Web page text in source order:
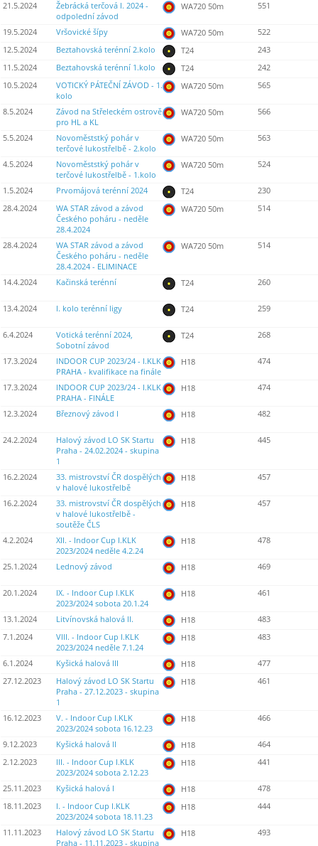
21.5.2024
Žebrácká terčová I. 2024 -
odpolední závod
WA720 50m 551
19.5.2024 Vršovické šípy WA720 50m
522
12.5.2024
Beztahovská terénní 2.kolo T24
243
11.5.2024
Beztahovská terénní 1.kolo T24
242
10.5.2024
VOTICKÝ PÁTEČNÍ ZÁVOD - 1.
kolo
WA720 50m 565
8.5.2024
Závod na Střeleckém ostrově
pro HL a KL
WA720 50m 566
5.5.2024
Novoměststký pohár v
terčové lukostřelbě - 2.kolo
WA720 50m 563
4.5.2024
Novoměststký pohár v
terčové lukostřelbě - 1.kolo
WA720 50m 524
1.5.2024 Prvomájová terénní 2024 T24
230
28.4.2024
WA STAR závod a závod
Českého poháru - neděle
28.4.2024
WA720 50m 514
28.4.2024
WA STAR závod a závod
Českého poháru - neděle
28.4.2024 - ELIMINACE
WA720 50m 514
14.4.2024 Kačinská terénní T24 260
13.4.2024 I. kolo terénní ligy T24 259
6.4.2024
Votická terénní 2024,
Sobotní závod
T24 268
17.3.2024
INDOOR CUP 2023/24 - I.KLK
PRAHA - kvalifikace na finále
H18 474
17.3.2024
INDOOR CUP 2023/24 - I.KLK
PRAHA - FINÁLE
H18 474
12.3.2024 Březnový závod I H18 482
24.2.2024
Halový závod LO SK Startu
Praha - 24.02.2024 - skupina
1
H18 445
16.2.2024
33. mistrovství ČR dospělých
v halové lukostřelbě
H18 457
16.2.2024
33. mistrovství ČR dospělých
v halové lukostřelbě -
soutěže ČLS
H18 457
4.2.2024
XII. - Indoor Cup I.KLK
2023/2024 neděle 4.2.24
H18 478
25.1.2024 Lednový závod H18 469
20.1.2024
IX. - Indoor Cup I.KLK
2023/2024 sobota 20.1.24
H18 461
13.1.2024 Litvínovská halová II. H18
483
7.1.2024
VIII. - Indoor Cup I.KLK
2023/2024 neděle 7.1.24
H18 483
6.1.2024 Kyšická halová III H18
477
27.12.2023
Halový závod LO SK Startu
Praha - 27.12.2023 - skupina
1
H18 461
16.12.2023
V. - Indoor Cup I.KLK
2023/2024 sobota 16.12.23
H18 466
9.12.2023 Kyšická halová II H18
464
2.12.2023
III. - Indoor Cup I.KLK
2023/2024 sobota 2.12.23
H18 441
25.11.2023 Kyšická halová I H18
478
18.11.2023
I. - Indoor Cup I.KLK
2023/2024 sobota 18.11.23
H18 444
11.11.2023
Halový závod LO SK Startu
Praha - 11.11.2023 - skupina
H18 493